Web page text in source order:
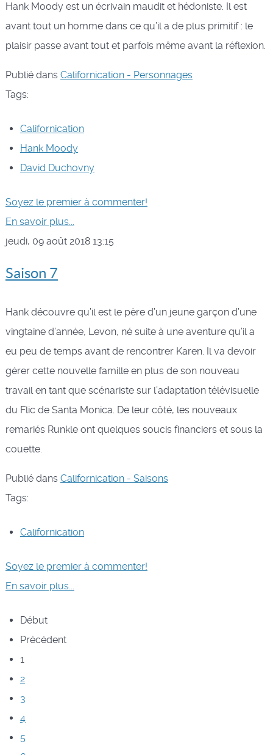
Hank Moody est un écrivain maudit et hédoniste. Il est
avant tout un homme dans ce qu’il a de plus primitif : le
plaisir passe avant tout et parfois même avant la réflexion.
Publié dans Californication - Personnages
Tags:
Californication
Hank Moody
David Duchovny
Soyez le premier à commenter!
En savoir plus...
jeudi, 09 août 2018 13:15
Saison 7
Hank découvre qu’il est le père d’un jeune garçon d’une
vingtaine d’année, Levon, né suite à une aventure qu’il a
eu peu de temps avant de rencontrer Karen. Il va devoir
gérer cette nouvelle famille en plus de son nouveau
travail en tant que scénariste sur l’adaptation télévisuelle
du Flic de Santa Monica. De leur côté, les nouveaux
remariés Runkle ont quelques soucis financiers et sous la
couette.
Publié dans Californication - Saisons
Tags:
Californication
Soyez le premier à commenter!
En savoir plus...
Début
Précédent
1
2
3
4
5